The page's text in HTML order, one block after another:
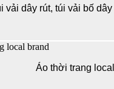
vải dây rút, túi vải bố
Áo thời trang